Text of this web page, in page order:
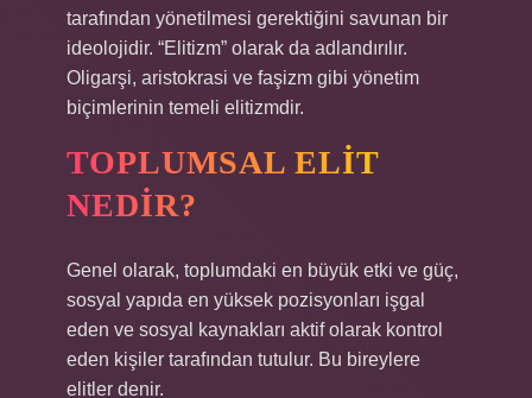
tarafından yönetilmesi gerektiğini savunan bir
ideolojidir. “Elitizm” olarak da adlandırılır.
Oligarşi, aristokrasi ve faşizm gibi yönetim
biçimlerinin temeli elitizmdir.
TOPLUMSAL ELIT
NEDIR?
Genel olarak, toplumdaki en büyük etki ve güç,
sosyal yapıda en yüksek pozisyonları işgal
eden ve sosyal kaynakları aktif olarak kontrol
eden kişiler tarafından tutulur. Bu bireylere
elitler denir.